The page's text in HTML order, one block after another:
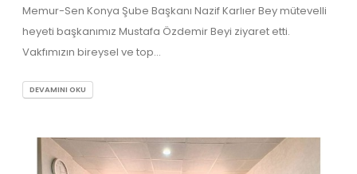
Memur-Sen Konya Şube Başkanı Nazif Karlıer Bey mütevelli
heyeti başkanımız Mustafa Özdemir Beyi ziyaret etti.
Vakfımızın bireysel ve top...
DEVAMINI OKU